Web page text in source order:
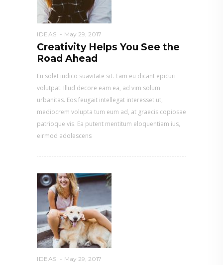
IDEAS May 29, 2017
Creativity Helps You See the
Road Ahead
Eu solet iudico suavitate sit. Eam eu dicant epicuri
volutpat. Illud decore eam ea, ad vim solum
urbanitas. Eos feugait intellegat interesset ut,
mediocrem volupta tum eum ad, at graecis copiosae
patrioque vis. Ea putent mentitum eloquentiam ius,
eirmod adolescens
IDEAS May 29, 2017